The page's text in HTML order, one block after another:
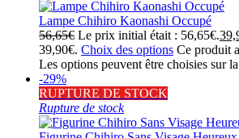
Lampe Chihiro Kaonashi Occupé
56,65€ Le prix initial était : 56,65€.
39,90€. Choix des options Ce produit
Les options peuvent être choisies sur
-29%
RUPTURE DE STOCK
Rupture de stock